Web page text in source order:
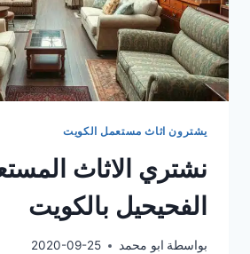
يشترون اثاث مستعمل الكويت
نشتري الاثاث
الفحيحيل بالكويت
بواسطة ابو محمد 2020-09-25